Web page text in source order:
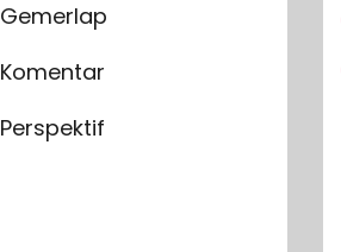
Gemerlap
Komentar
Perspektif